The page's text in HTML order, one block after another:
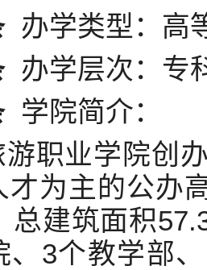
办学类型：高
办学层次：专
学院简介：
游职业学院创
才为主的公办
总建筑面积
、3个教学部